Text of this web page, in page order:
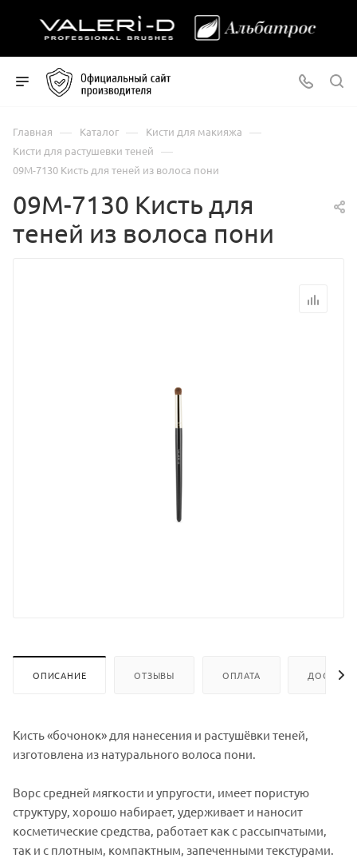
Главная — Каталог — Кисти для макияжа —
Кисти для растушевки теней —
09М-7130 Кисть для теней из волоса пони
09М-7130 Кисть для
теней из волоса пони
ОПИСАНИЕ ОТЗЫВЫ ОПЛАТА
Кисть «бочонок» для нанесения и растушёвки теней,
изготовлена из натурального волоса пони.
Ворс средней мягкости и упругости, имеет пористую
структуру, хорошо набирает, удерживает и наносит
косметические средства, работает как с рассыпчатыми,
так и с плотным, компактным, запеченными текстурами.